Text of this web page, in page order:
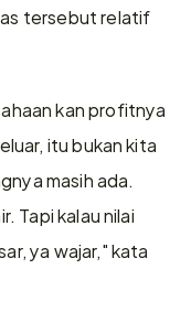
tersebut relatif
kan profitnya
itu bukan kita
masih ada.
Tapi kalau nilai
ya wajar," kata